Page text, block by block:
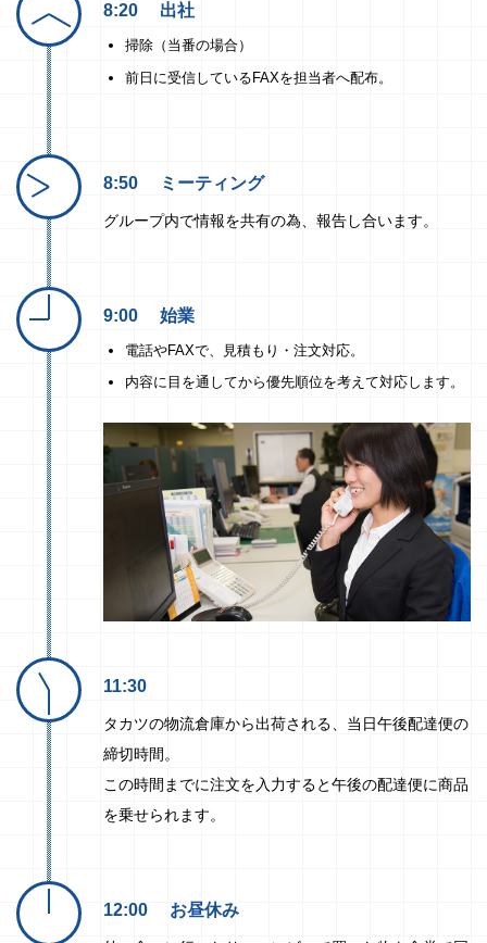
8:20 出社
掃除（当番の場合）
前日に受信しているFAXを担当者へ配布。
8:50 ミーティング
グループ内で情報を共有の為、報告し合います。
9:00 始業
電話やFAXで、見積もり・注文対応。
内容に目を通してから優先順位を考えて対応します。
11:30
タカツの物流倉庫から出荷される、当日午後配達便の
締切時間。
この時間までに注文を入力すると午後の配達便に商品
を乗せられます。
12:00 お昼休み